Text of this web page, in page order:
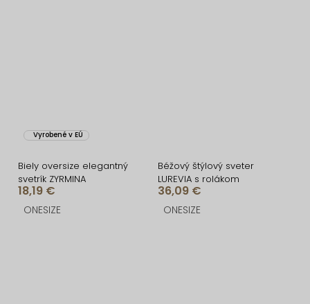
Vyrobené v EÚ
Biely oversize elegantný
svetrík ZYRMINA
18,19 €
ONESIZE
Béžový štýlový sveter
LUREVIA s rolákom
36,09 €
ONESIZE